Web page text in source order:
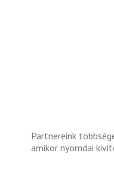
Partnereink
amikor nyomdai